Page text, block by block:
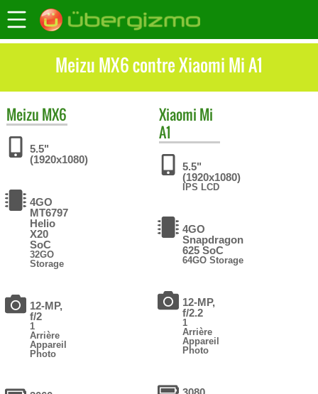
Meizu MX6 contre Xiaomi Mi A1
Meizu MX6
5.5"
(1920x1080)
4GO
MT6797
Helio
X20
SoC
32GO
Storage
12-MP,
f/2
1
Arrière
Appareil
Photo
Xiaomi Mi
A1
5.5"
(1920x1080)
IPS LCD
4GO
Snapdragon
625 SoC
64GO Storage
12-MP,
f/2.2
1
Arrière
Appareil
Photo